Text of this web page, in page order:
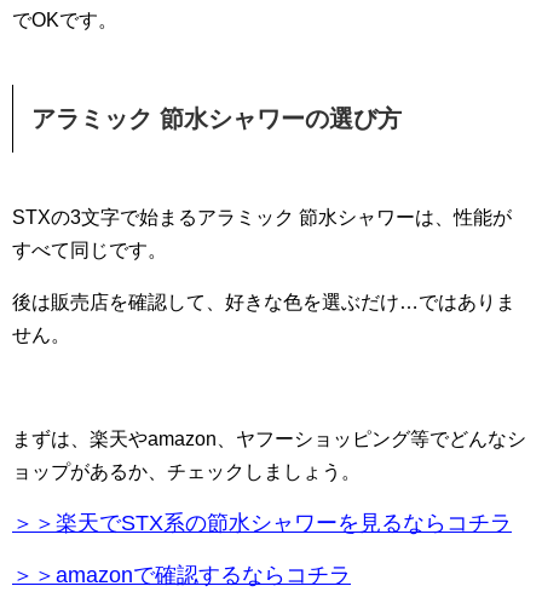
でOKです。
アラミック 節水シャワーの選び方
STXの3文字で始まるアラミック 節水シャワーは、性能が
すべて同じです。
後は販売店を確認して、好きな色を選ぶだけ…ではありま
せん。
まずは、楽天やamazon、ヤフーショッピング等でどんなシ
ョップがあるか、チェックしましょう。
＞＞楽天でSTX系の節水シャワーを見るならコチラ
＞＞amazonで確認するならコチラ